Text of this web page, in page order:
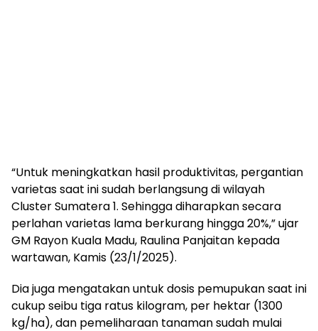
“Untuk meningkatkan hasil produktivitas, pergantian
varietas saat ini sudah berlangsung di wilayah
Cluster Sumatera 1. Sehingga diharapkan secara
perlahan varietas lama berkurang hingga 20%,” ujar
GM Rayon Kuala Madu, Raulina Panjaitan kepada
wartawan, Kamis (23/1/2025).
Dia juga mengatakan untuk dosis pemupukan saat ini
cukup seibu tiga ratus kilogram, per hektar (1300
kg/ha), dan pemeliharaan tanaman sudah mulai